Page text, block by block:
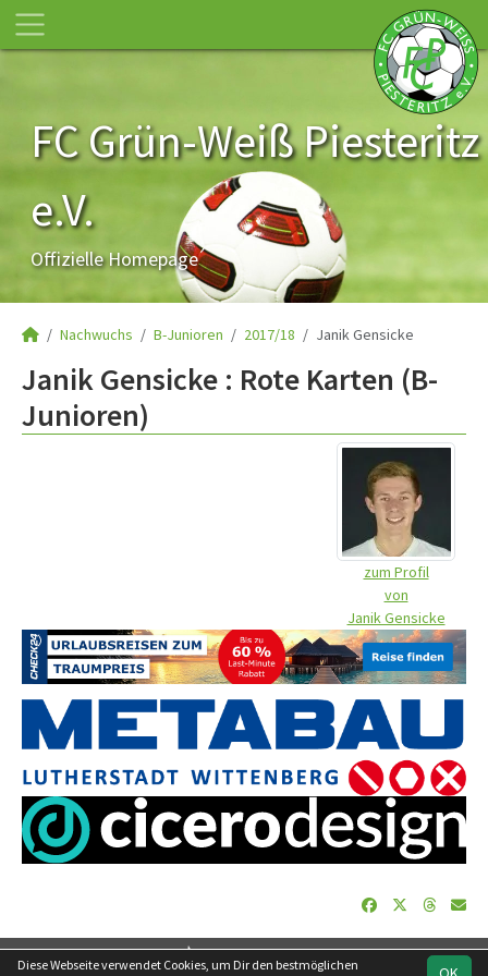
FC Grün-Weiß Piesteritz
e.V.
Offizielle Homepage
Nachwuchs B-Junioren 2017/18 Janik Gensicke
Janik Gensicke : Rote Karten (B-
Junioren)
zum Profil
von
Janik Gensicke
soccero.de
Diese Webseite verwendet Cookies, um Dir den bestmöglichen